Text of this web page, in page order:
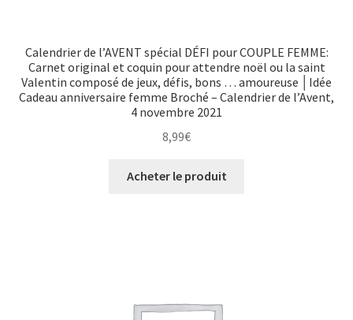
Calendrier de l’AVENT spécial DÉFI pour COUPLE FEMME:
Carnet original et coquin pour attendre noël ou la saint
Valentin composé de jeux, défis, bons … amoureuse │Idée
Cadeau anniversaire femme Broché – Calendrier de l’Avent,
4 novembre 2021
8,99€
Acheter le produit